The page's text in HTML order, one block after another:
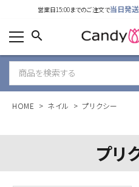
営業日15:00までのご注文で当日発送
search
HOME ネイル プリクシー
カテゴリーから探す
ランキング
新着商品
ご利用ガイド
特定商取引法表示について
個人情報取り扱いについて
プリ